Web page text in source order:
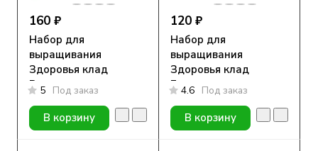
160 ₽
Набор для
выращивания
Здоровья клад
Рукола
5 Под заказ
В корзину
120 ₽
Набор для
выращивания
Здоровья клад
Базилик
4.6 Под заказ
В корзину